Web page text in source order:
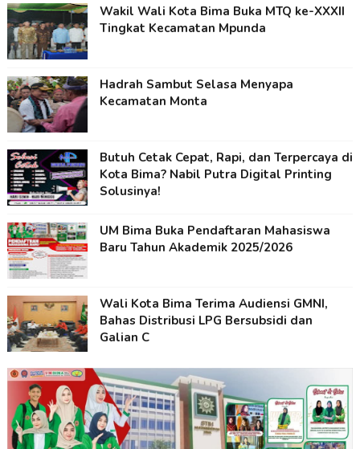
Wakil Wali Kota Bima Buka MTQ ke-XXXII
Tingkat Kecamatan Mpunda
Hadrah Sambut Selasa Menyapa
Kecamatan Monta
Butuh Cetak Cepat, Rapi, dan Terpercaya di
Kota Bima? Nabil Putra Digital Printing
Solusinya!
UM Bima Buka Pendaftaran Mahasiswa
Baru Tahun Akademik 2025/2026
Wali Kota Bima Terima Audiensi GMNI,
Bahas Distribusi LPG Bersubsidi dan
Galian C